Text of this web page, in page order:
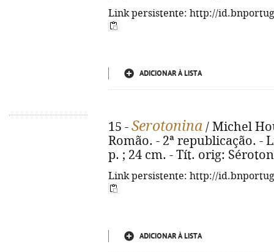
Link persistente: http://
ADICIONAR À LISTA
15 - Serotonina / Michel
Romão. - 2ª republicação. -
p. ; 24 cm. - Tít. orig:
Link persistente: http://
ADICIONAR À LISTA